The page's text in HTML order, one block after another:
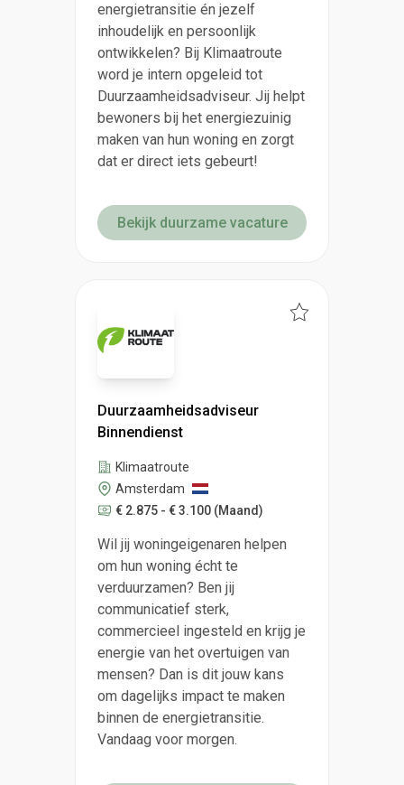
energietransitie én jezelf
inhoudelijk en persoonlijk
ontwikkelen? Bij Klimaatroute
word je intern opgeleid tot
Duurzaamheidsadviseur. Jij helpt
bewoners bij het energiezuinig
maken van hun woning en zorgt
dat er direct iets gebeurt!
Bekijk duurzame vacature
Duurzaamheidsadviseur
Binnendienst
Klimaatroute
Amsterdam
€ 2.875 - € 3.100 (Maand)
Wil jij woningeigenaren helpen
om hun woning écht te
verduurzamen? Ben jij
communicatief sterk,
commercieel ingesteld en krijg je
energie van het overtuigen van
mensen? Dan is dit jouw kans
om dagelijks impact te maken
binnen de energietransitie.
Vandaag voor morgen.